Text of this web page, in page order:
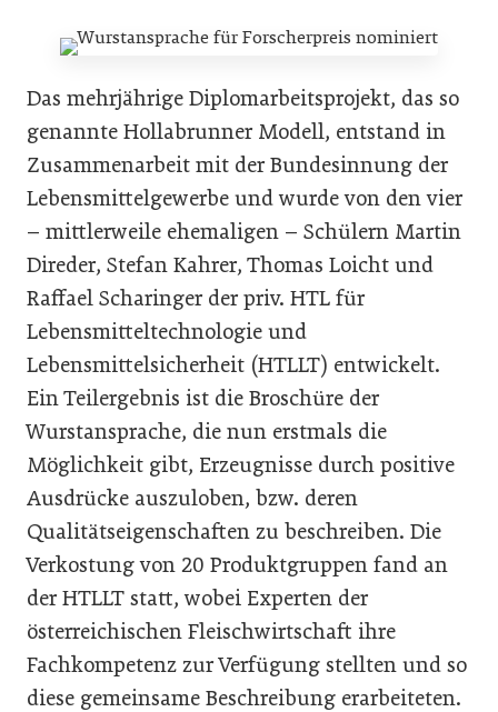
Das mehrjährige Diplomarbeitsprojekt, das so
genannte Hollabrunner Modell, entstand in
Zusammenarbeit mit der Bundesinnung der
Lebensmittelgewerbe und wurde von den vier
– mittlerweile ehemaligen – Schülern Martin
Direder, Stefan Kahrer, Thomas Loicht und
Raffael Scharinger der priv. HTL für
Lebensmitteltechnologie und
Lebensmittelsicherheit (HTLLT) entwickelt.
Ein Teilergebnis ist die Broschüre der
Wurstansprache, die nun erstmals die
Möglichkeit gibt, Erzeugnisse durch positive
Ausdrücke auszuloben, bzw. deren
Qualitätseigenschaften zu beschreiben. Die
Verkostung von 20 Produktgruppen fand an
der HTLLT statt, wobei Experten der
österreichischen Fleischwirtschaft ihre
Fachkompetenz zur Verfügung stellten und so
diese gemeinsame Beschreibung erarbeiteten.